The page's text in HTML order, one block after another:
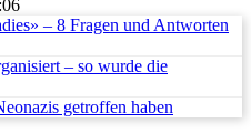
– 8 Fragen und Antworten
– so wurde die
getroffen haben